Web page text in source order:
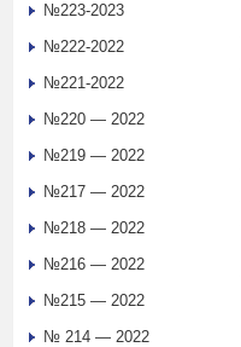
№223-2023
№222-2022
№221-2022
№220 — 2022
№219 — 2022
№217 — 2022
№218 — 2022
№216 — 2022
№215 — 2022
№ 214 — 2022